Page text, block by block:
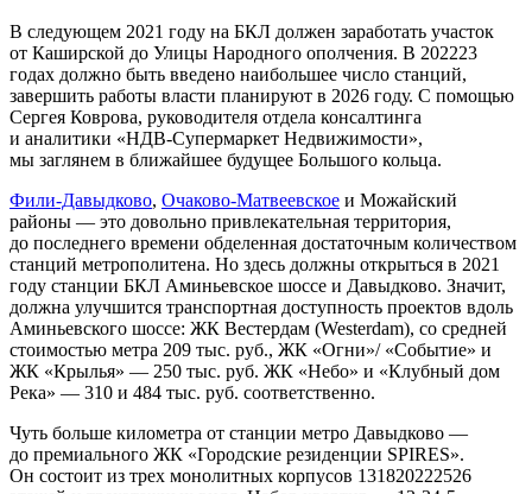
В следующем 2021 году на БКЛ должен заработать участок
от Каширской до Улицы Народного ополчения. В 202223
годах должно быть введено наибольшее число станций,
завершить работы власти планируют в 2026 году. С помощью
Сергея Коврова, руководителя отдела консалтинга
и аналитики «НДВ-Супермаркет Недвижимости»,
мы заглянем в ближайшее будущее Большого кольца.
Фили-Давыдково, Очаково-Матвеевское и Можайский
районы — это довольно привлекательная территория,
до последнего времени обделенная достаточным количеством
станций метрополитена. Но здесь должны открыться в 2021
году станции БКЛ Аминьевское шоссе и Давыдково. Значит,
должна улучшится транспортная доступность проектов вдоль
Аминьевского шоссе: ЖК Вестердам (Westerdam), со средней
стоимостью метра 209 тыс. руб., ЖК «Огни»/ «Событие» и
ЖК «Крылья» — 250 тыс. руб. ЖК «Небо» и «Клубный дом
Река» — 310 и 484 тыс. руб. соответственно.
Чуть больше километра от станции метро Давыдково —
до премиального ЖК «Городские резиденции SPIRES».
Он состоит из трех монолитных корпусов 131820222526